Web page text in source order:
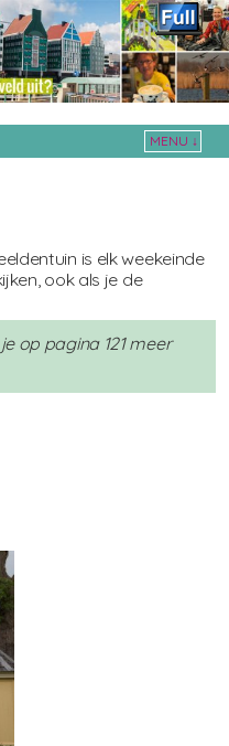
MENU ↓
is elk weekeinde
ook als je de
op pagina 121 meer